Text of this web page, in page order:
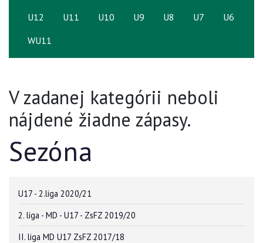
U12
U11 U10 U9 U8 U7
U6
WU11
V zadanej kategórii neboli
nájdené žiadne zápasy.
Sezóna
U17 - 2.liga 2020/21
2. liga - MD - U17 - ZsFZ 2019/20
II. liga MD U17 ZsFZ 2017/18